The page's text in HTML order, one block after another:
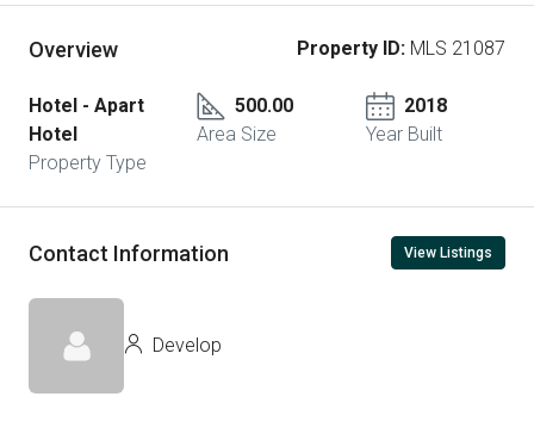
Overview Property ID: MLS 21087
Hotel - Apart
Hotel
Property Type
500.00
Area Size
2018
Year Built
Contact Information View Listings
Develop